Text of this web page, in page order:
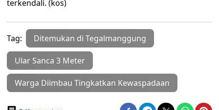
terkendali. (kos)
Tag: Ditemukan di Tegalmanggung
Ular Sanca 3 Meter
Warga Diimbau Tingkatkan Kewaspadaan